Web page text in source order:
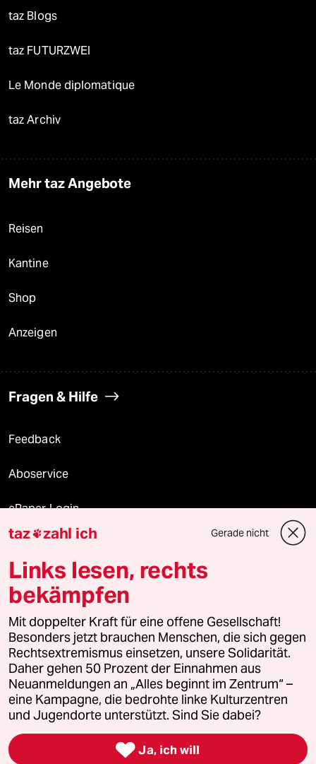
taz Blogs
taz FUTURZWEI
Le Monde diplomatique
taz Archiv
Mehr taz Angebote
Reisen
Kantine
Shop
Anzeigen
Fragen & Hilfe
Feedback
Aboservice
ePaper Login
Downloads für Abonnierende
© 2026 taz Verlags und Vertriebs GmbH
Alle Rechte vorbehalten. Bei rechtlichen Fragen oder für Genehmigungen
wenden Sie sich bitte an
lizenzen@taz.de
Feedback Redaktionsstatut Kommune-Richtlinien
Leitlinie Informant Datenschutz Impressum AGB
Seitenwende Einwilligungen widerrufen (Ads)
taz zahl ich Gerade nicht
Links lesen, rechts
bekämpfen
Mit doppelter Kraft für eine offene Gesellschaft!
Besonders jetzt brauchen Menschen, die sich gegen
Rechtsextremismus einsetzen, unsere Solidarität.
Daher gehen 50 Prozent der Einnahmen aus
Neuanmeldungen an „Alles beginnt im Zentrum“ –
eine Kampagne, die bedrohte linke Kulturzentren
und Jugendorte unterstützt. Sind Sie dabei?
 Ja, ich will